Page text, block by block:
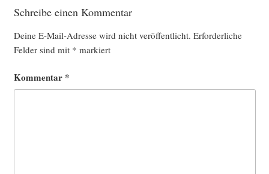
Schreibe einen Kommentar
Deine E-Mail-Adresse wird nicht veröffentlicht. Erforderliche
Felder sind mit * markiert
Kommentar *